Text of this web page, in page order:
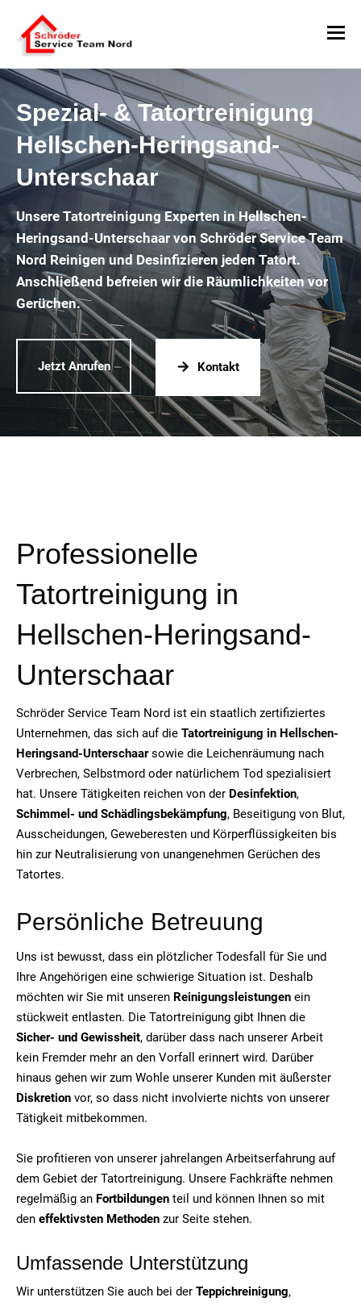
Spezial- & Tatortreinigung
Hellschen-Heringsand-
Unterschaar
Unsere Tatortreinigung Experten in Hellschen-
Heringsand-Unterschaar von Schröder Service Team
Nord Reinigen und Desinfizieren jeden Tatort.
Anschließend befreien wir die Räumlichkeiten vor
Gerüchen.
Jetzt Anrufen Kontakt
Professionelle
Tatortreinigung in
Hellschen-Heringsand-
Unterschaar
Schröder Service Team Nord ist ein staatlich zertifiziertes
Unternehmen, das sich auf die Tatortreinigung in Hellschen-
Heringsand-Unterschaarsowie die Leichenräumung nach
Verbrechen, Selbstmord oder natürlichem Tod spezialisiert
hat. Unsere Tätigkeiten reichen von der Desinfektion,
Schimmel- und Schädlingsbekämpfung, Beseitigung von Blut,
Ausscheidungen, Geweberesten und Körperflüssigkeiten bis
hin zur Neutralisierung von unangenehmen Gerüchen des
Tatortes.
Persönliche Betreuung
Uns ist bewusst, dass ein plötzlicher Todesfall für Sie und
Ihre Angehörigen eine schwierige Situation ist. Deshalb
möchten wir Sie mit unseren Reinigungsleistungen ein
stückweit entlasten. Die Tatortreinigung gibt Ihnen die
Sicher- und Gewissheit, darüber dass nach unserer Arbeit
kein Fremder mehr an den Vorfall erinnert wird. Darüber
hinaus gehen wir zum Wohle unserer Kunden mit äußerster
Diskretion vor, so dass nicht involvierte nichts von unserer
Tätigkeit mitbekommen.
Sie profitieren von unserer jahrelangen Arbeitserfahrung auf
dem Gebiet der Tatortreinigung. Unsere Fachkräfte nehmen
regelmäßig an Fortbildungen teil und können Ihnen so mit
den effektivsten Methoden zur Seite stehen.
Umfassende Unterstützung
Wir unterstützen Sie auch bei der Teppichreinigung,